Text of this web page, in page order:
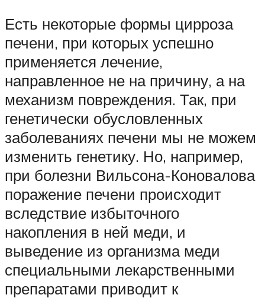
Есть некоторые формы цирроза
печени, при которых успешно
применяется лечение,
направленное не на причину, а на
механизм повреждения. Так, при
генетически обусловленных
заболеваниях печени мы не можем
изменить генетику. Но, например,
при болезни Вильсона-Коновалова
поражение печени происходит
вследствие избыточного
накопления в ней меди, и
выведение из организма меди
специальными лекарственными
препаратами приводит к